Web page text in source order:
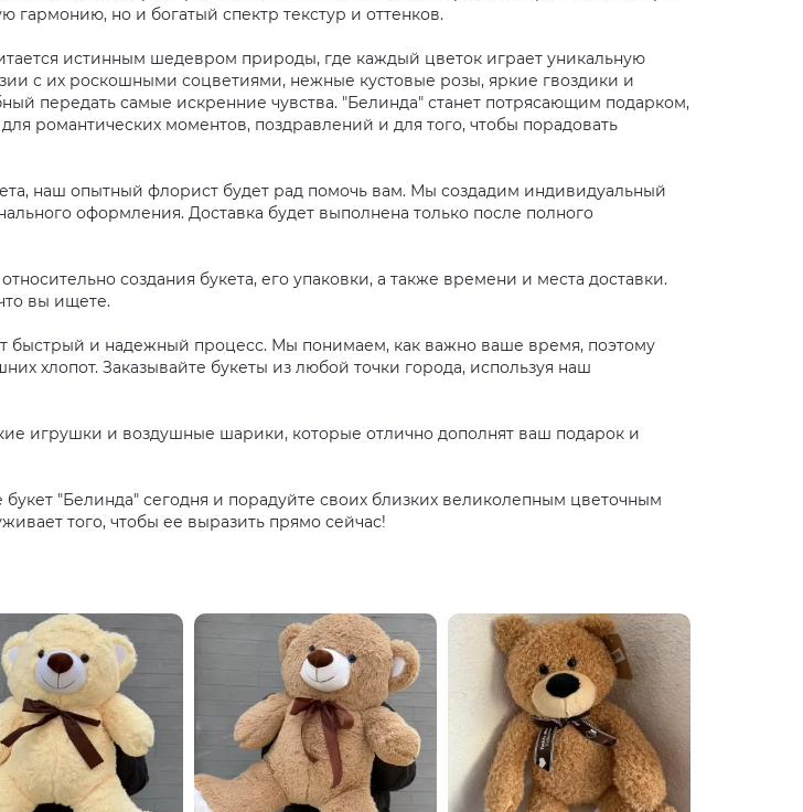
но и богатый спектр текстур и оттенков.
истинным шедевром природы, где каждый цветок играет уникальную
с их роскошными соцветиями, нежные кустовые розы, яркие гвоздики и
передать самые искренние чувства. "Белинда" станет потрясающим подарком,
романтических моментов, поздравлений и для того, чтобы порадовать
наш опытный флорист будет рад помочь вам. Мы создадим индивидуальный
оформления. Доставка будет выполнена только после полного
создания букета, его упаковки, а также времени и места доставки.
вы ищете.
быстрый и надежный процесс. Мы понимаем, как важно ваше время, поэтому
хлопот. Заказывайте букеты из любой точки города, используя наш
игрушки и воздушные шарики, которые отлично дополнят ваш подарок и
"Белинда" сегодня и порадуйте своих близких великолепным цветочным
того, чтобы ее выразить прямо сейчас!